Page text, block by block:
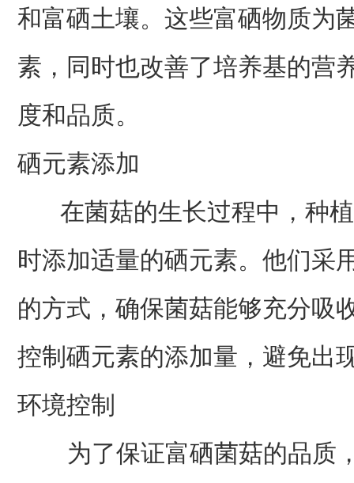
和富硒土壤。这些富硒物质为
素，同时也改善了培养基的营
度和品质。
硒元素添加
在菌菇的生长过程中，种植
时添加适量的硒元素。他们采
的方式，确保菌菇能够充分吸
控制硒元素的添加量，避免出
环境控制
为了保证富硒菌菇的品质